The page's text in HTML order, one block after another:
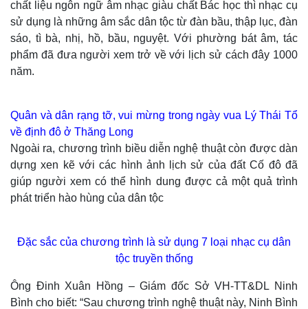
Thể thao
Bóng đá
Lịch thi đấu bóng đá
Hậu trường
Ô tô - Xe máy
Ô tô
Doanh nghiệp 24h
Doanh nhân
Công nghệ
Tin Công nghệ
Trải nghiệm
chất liệu ngôn ngữ âm nhạc giàu chất Bác học thì nhạc cụ
sử dụng là những âm sắc dân tộc từ đàn bầu, thập lục, đàn
sáo, tì bà, nhị, hồ, bầu, nguyệt. Với phường bát âm, tác
phẩm đã đưa người xem trở về với lịch sử cách đây 1000
năm.
Quân và dân rạng tỡ, vui mừng trong ngày vua Lý Thái Tổ
về định đô ở Thăng Long
Ngoài ra, chương trình biều diễn nghệ thuật còn được dàn
dựng xen kẽ với các hình ảnh lịch sử của đất Cố đô đã
giúp người xem có thể hình dung được cả một quả trình
phát triển hào hùng của dân tộc
Đặc sắc của chương trình là sử dụng 7 loại nhạc cụ dân
tộc truyền thống
Ông Đinh Xuân Hồng – Giám đốc Sở VH-TT&DL Ninh
Bình cho biết: “Sau chương trình nghệ thuật này, Ninh Bình